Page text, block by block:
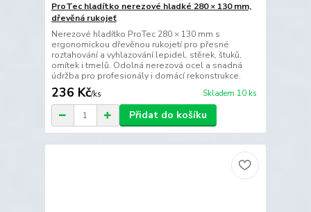
ProTec hladítko nerezové hladké 280 × 130 mm,
dřevěná rukojeť
Nerezové hladítko ProTec 280 × 130 mm s
ergonomickou dřevěnou rukojetí pro přesné
roztahování a vyhlazování lepidel, stěrek, štuků,
omítek i tmelů. Odolná nerezová ocel a snadná
údržba pro profesionály i domácí rekonstrukce.
236 Kč/ks Skladem 10 ks
Přidat do košíku